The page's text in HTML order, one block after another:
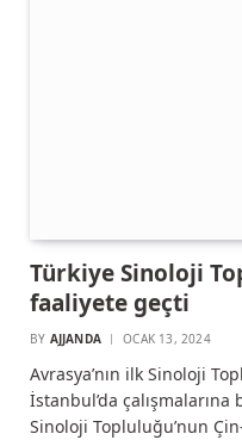
Türkiye Sinoloji
faaliyete geçti
BY AJJANDA OCAK 13, 2024
Avrasya’nın ilk Sinoloji
İstanbul’da çalışmalarına
Sinoloji Topluluğu’nun